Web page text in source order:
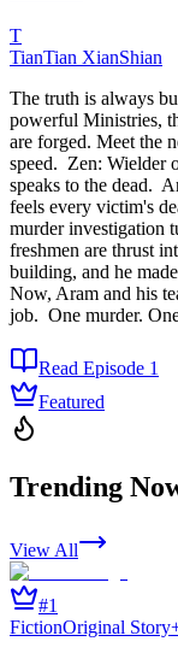
T
TianTian XianShian
The truth is always
powerful Ministries,
are forged. Meet the
speed. Zen: Wielder
speaks to the dead.
feels every victim's
murder investigation
freshmen are thrust
building, and he
Now, Aram and his
job. One murder.
Read Episode 1
Featured
Trending
View All
#1
FictionOriginal Story